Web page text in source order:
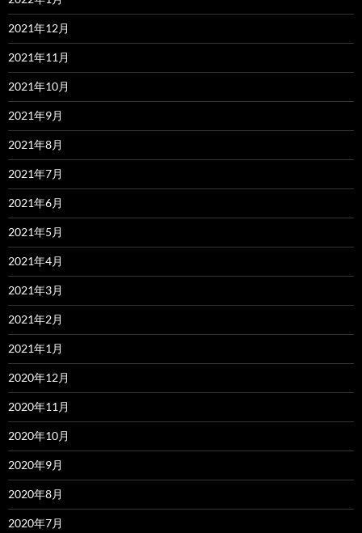
2021年12月
2021年11月
2021年10月
2021年9月
2021年8月
2021年7月
2021年6月
2021年5月
2021年4月
2021年3月
2021年2月
2021年1月
2020年12月
2020年11月
2020年10月
2020年9月
2020年8月
2020年7月